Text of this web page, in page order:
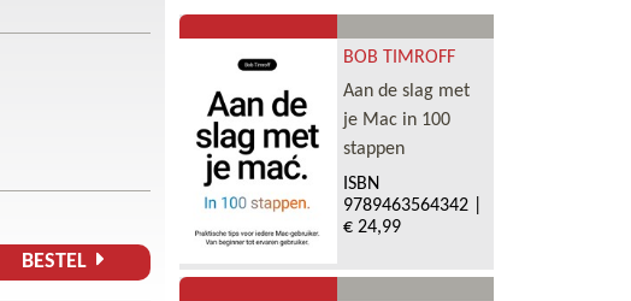
BESTEL
BOB TIMROFF
Aan de slag met
je Mac in 100
stappen
ISBN
9789463564342|
€ 24,99